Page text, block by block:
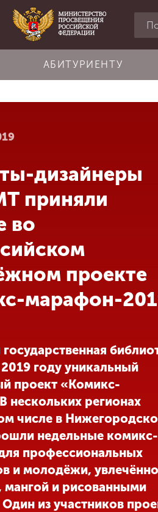
АБИТУРИЕНТУ
дизайнеры
приняли
во
проекте
марафон-
году уникальный
проект «Комикс-
нескольких регионах
числе в
недельные комикс-
профессиональных
и молодёжи,
мангой и рисованными
из участников